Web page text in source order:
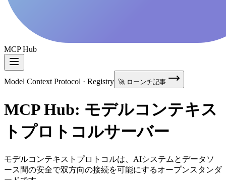
MCP Hub
Model Context Protocol · Registry 🚀 ローンチ記事
MCP Hub: モデルコンテキス
トプロトコルサーバー
モデルコンテキストプロトコルは、AIシステムとデータソ
ース間の安全で双方向の接続を可能にするオープンスタンダ